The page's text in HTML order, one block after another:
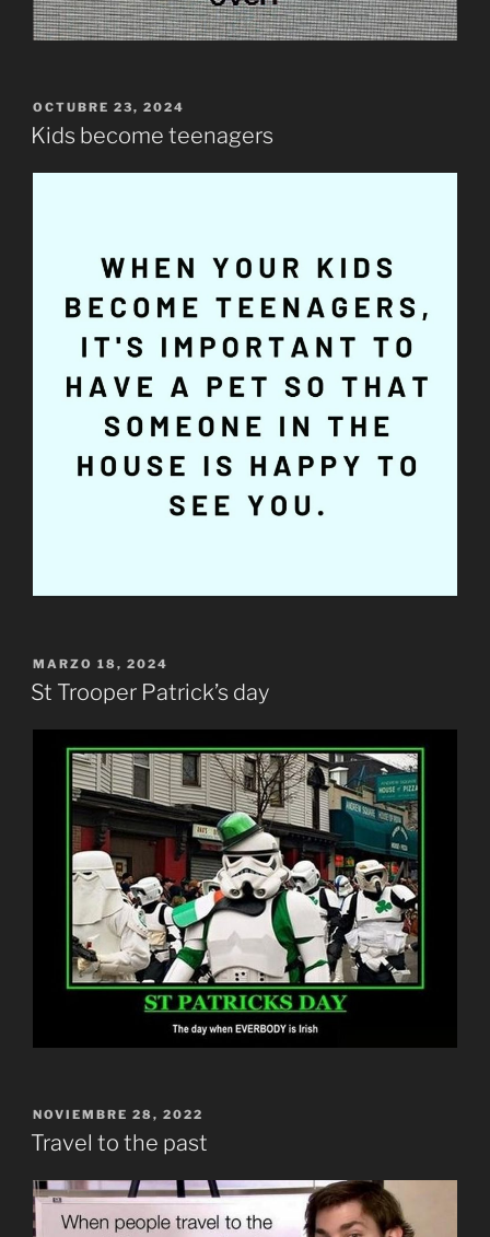
PUBLICADO
EL
OCTUBRE 23, 2024
Kids become teenagers
PUBLICADO
EL
MARZO 18, 2024
St Trooper Patrick’s day
PUBLICADO
EL
NOVIEMBRE 28, 2022
Travel to the past